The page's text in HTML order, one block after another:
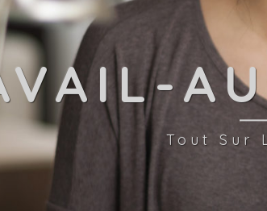
Tout Sur